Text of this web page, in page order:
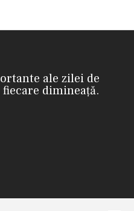
ale zilei de
dimineață.